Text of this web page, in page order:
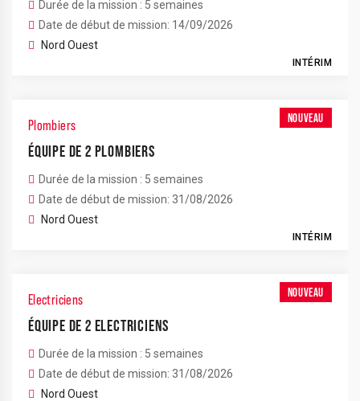
Durée de la mission : 5 semaines
Date de début de mission: 14/09/2026
Nord Ouest
INTÉRIM
NOUVEAU
Plombiers
ÉQUIPE DE 2 PLOMBIERS
Durée de la mission : 5 semaines
Date de début de mission: 31/08/2026
Nord Ouest
INTÉRIM
NOUVEAU
Electriciens
ÉQUIPE DE 2 ELECTRICIENS
Durée de la mission : 5 semaines
Date de début de mission: 31/08/2026
Nord Ouest